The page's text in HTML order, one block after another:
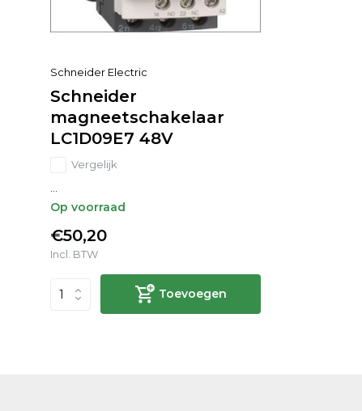
Schneider Electric
Schneider
magneetschakelaar
LC1D09E7 48V
Vergelijk
...
Op voorraad
€50,20
Incl. BTW
Toevoegen